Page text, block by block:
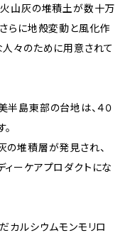
火山灰の堆積土が数十万
らに地殻変動と風化作
々のために用意されて
島東部の台地は、４０
の堆積層が発見され、
ーケアプロダクトにな
カルシウムモンモリロ